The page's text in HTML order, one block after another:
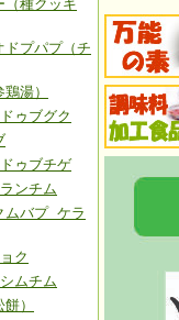
（種クッキ
ドプパプ（チ
湯）
ゥブグク
ゥブチゲ
ンチム
ムバプ ケラ
ク
ムチム
）